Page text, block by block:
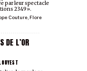
Couture Flore
par leur spectacle
2349».
DE L’OR